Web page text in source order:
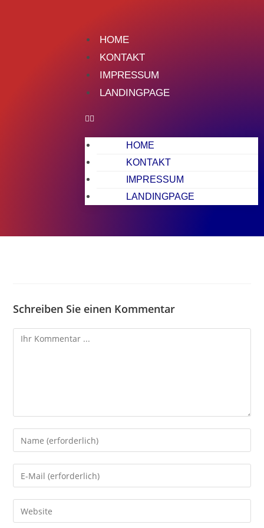
HOME
KONTAKT
IMPRESSUM
LANDINGPAGE
HOME
KONTAKT
IMPRESSUM
LANDINGPAGE
Schreiben Sie einen Kommentar